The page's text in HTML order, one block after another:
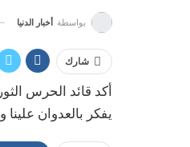
بواسطة أخبار الدنيا
شارك
أكد قائد الحرس
يفكر بالعدوان